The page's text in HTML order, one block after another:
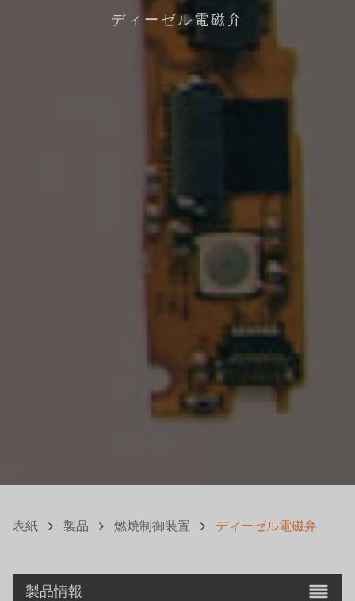
ディーゼル電磁弁
表紙 製品 燃焼制御装置 ディーゼル電磁弁
製品情報